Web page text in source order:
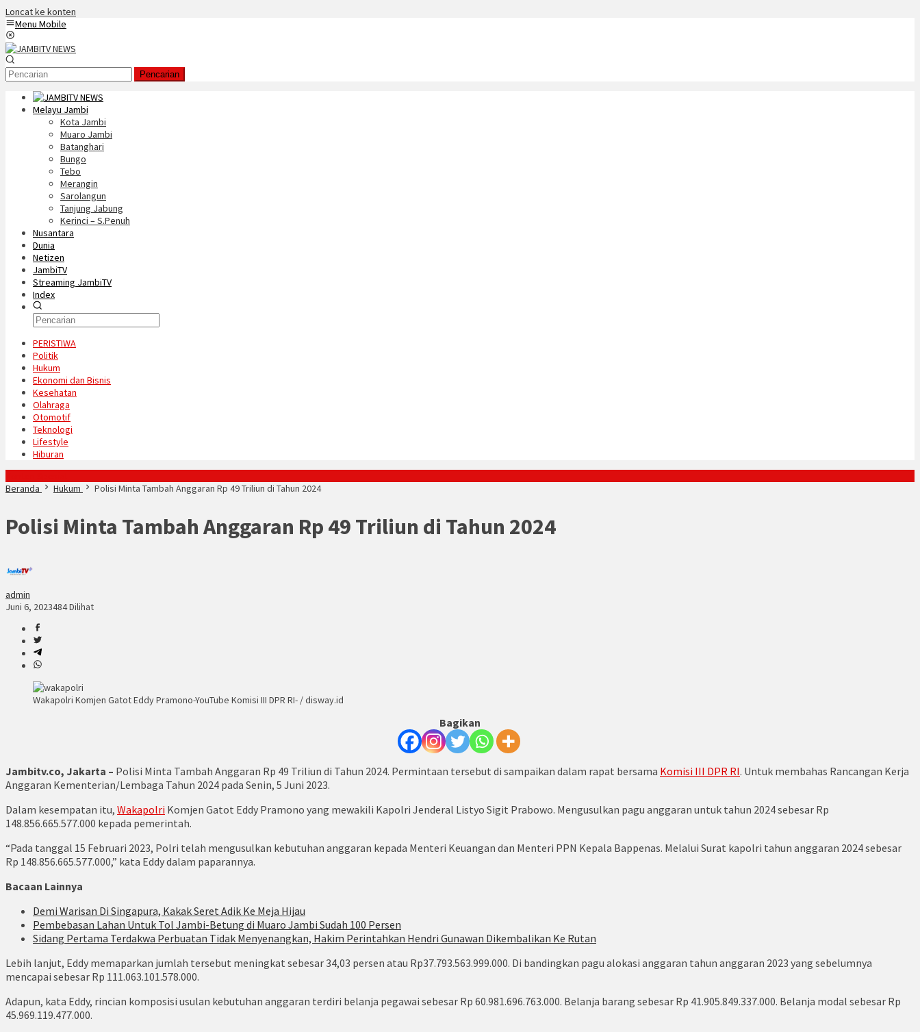
Loncat ke konten
Menu Mobile
Pencarian
Melayu Jambi
Kota Jambi
Muaro Jambi
Batanghari
Bungo
Tebo
Merangin
Sarolangun
Tanjung Jabung
Kerinci – S.Penuh
Nusantara
Dunia
Netizen
JambiTV
Streaming JambiTV
Index
PERISTIWA
Politik
Hukum
Ekonomi dan Bisnis
Kesehatan
Olahraga
Otomotif
Teknologi
Lifestyle
Hiburan
Beranda
Hukum Polisi Minta Tambah Anggaran Rp 49 Triliun di Tahun 2024
Polisi Minta Tambah Anggaran Rp 49 Triliun di Tahun 2024
admin
Juni 6, 2023484 Dilihat
Wakapolri Komjen Gatot Eddy Pramono-YouTube Komisi III DPR RI- / disway.id
Bagikan
Jambitv.co, Jakarta – Polisi Minta Tambah Anggaran Rp 49 Triliun di Tahun 2024. Permintaan tersebut di sampaikan dalam rapat bersama Komisi III DPR RI. Untuk membahas Rancangan Kerja
Anggaran Kementerian/Lembaga Tahun 2024 pada Senin, 5 Juni 2023.
Dalam kesempatan itu, Wakapolri Komjen Gatot Eddy Pramono yang mewakili Kapolri Jenderal Listyo Sigit Prabowo. Mengusulkan pagu anggaran untuk tahun 2024 sebesar Rp
148.856.665.577.000 kepada pemerintah.
“Pada tanggal 15 Februari 2023, Polri telah mengusulkan kebutuhan anggaran kepada Menteri Keuangan dan Menteri PPN Kepala Bappenas. Melalui Surat kapolri tahun anggaran 2024 sebesar
Rp 148.856.665.577.000,” kata Eddy dalam paparannya.
Bacaan Lainnya
Demi Warisan Di Singapura, Kakak Seret Adik Ke Meja Hijau
Pembebasan Lahan Untuk Tol Jambi-Betung di Muaro Jambi Sudah 100 Persen
Sidang Pertama Terdakwa Perbuatan Tidak Menyenangkan, Hakim Perintahkan Hendri Gunawan Dikembalikan Ke Rutan
Lebih lanjut, Eddy memaparkan jumlah tersebut meningkat sebesar 34,03 persen atau Rp37.793.563.999.000. Di bandingkan pagu alokasi anggaran tahun anggaran 2023 yang sebelumnya
mencapai sebesar Rp 111.063.101.578.000.
Adapun, kata Eddy, rincian komposisi usulan kebutuhan anggaran terdiri belanja pegawai sebesar Rp 60.981.696.763.000. Belanja barang sebesar Rp 41.905.849.337.000. Belanja modal sebesar Rp
45.969.119.477.000.